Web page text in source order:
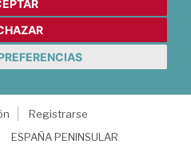
Registrarse
ESPAÑA PENINSULAR